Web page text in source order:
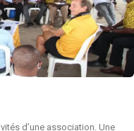
d’une association. Une